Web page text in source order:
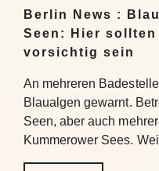
Berlin News :
Seen: Hier sollten
vorsichtig sein
An mehreren
Blaualgen gewarnt.
Seen, aber auch
Kummerower Sees.